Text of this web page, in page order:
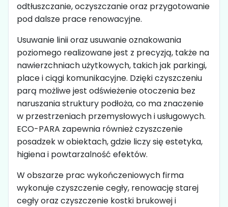
odtłuszczanie, oczyszczanie oraz przygotowanie
pod dalsze prace renowacyjne.
Usuwanie linii oraz usuwanie oznakowania
poziomego realizowane jest z precyzją, także na
nawierzchniach użytkowych, takich jak parkingi,
place i ciągi komunikacyjne. Dzięki czyszczeniu
parą możliwe jest odświeżenie otoczenia bez
naruszania struktury podłoża, co ma znaczenie
w przestrzeniach przemysłowych i usługowych.
ECO-PARA zapewnia również czyszczenie
posadzek w obiektach, gdzie liczy się estetyka,
higiena i powtarzalność efektów.
W obszarze prac wykończeniowych firma
wykonuje czyszczenie cegły, renowację starej
cegły oraz czyszczenie kostki brukowej i